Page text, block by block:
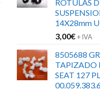
ROTULAS
14X28mm
3,00€+ IVA
8505688
TAPIZADO
SEAT 127